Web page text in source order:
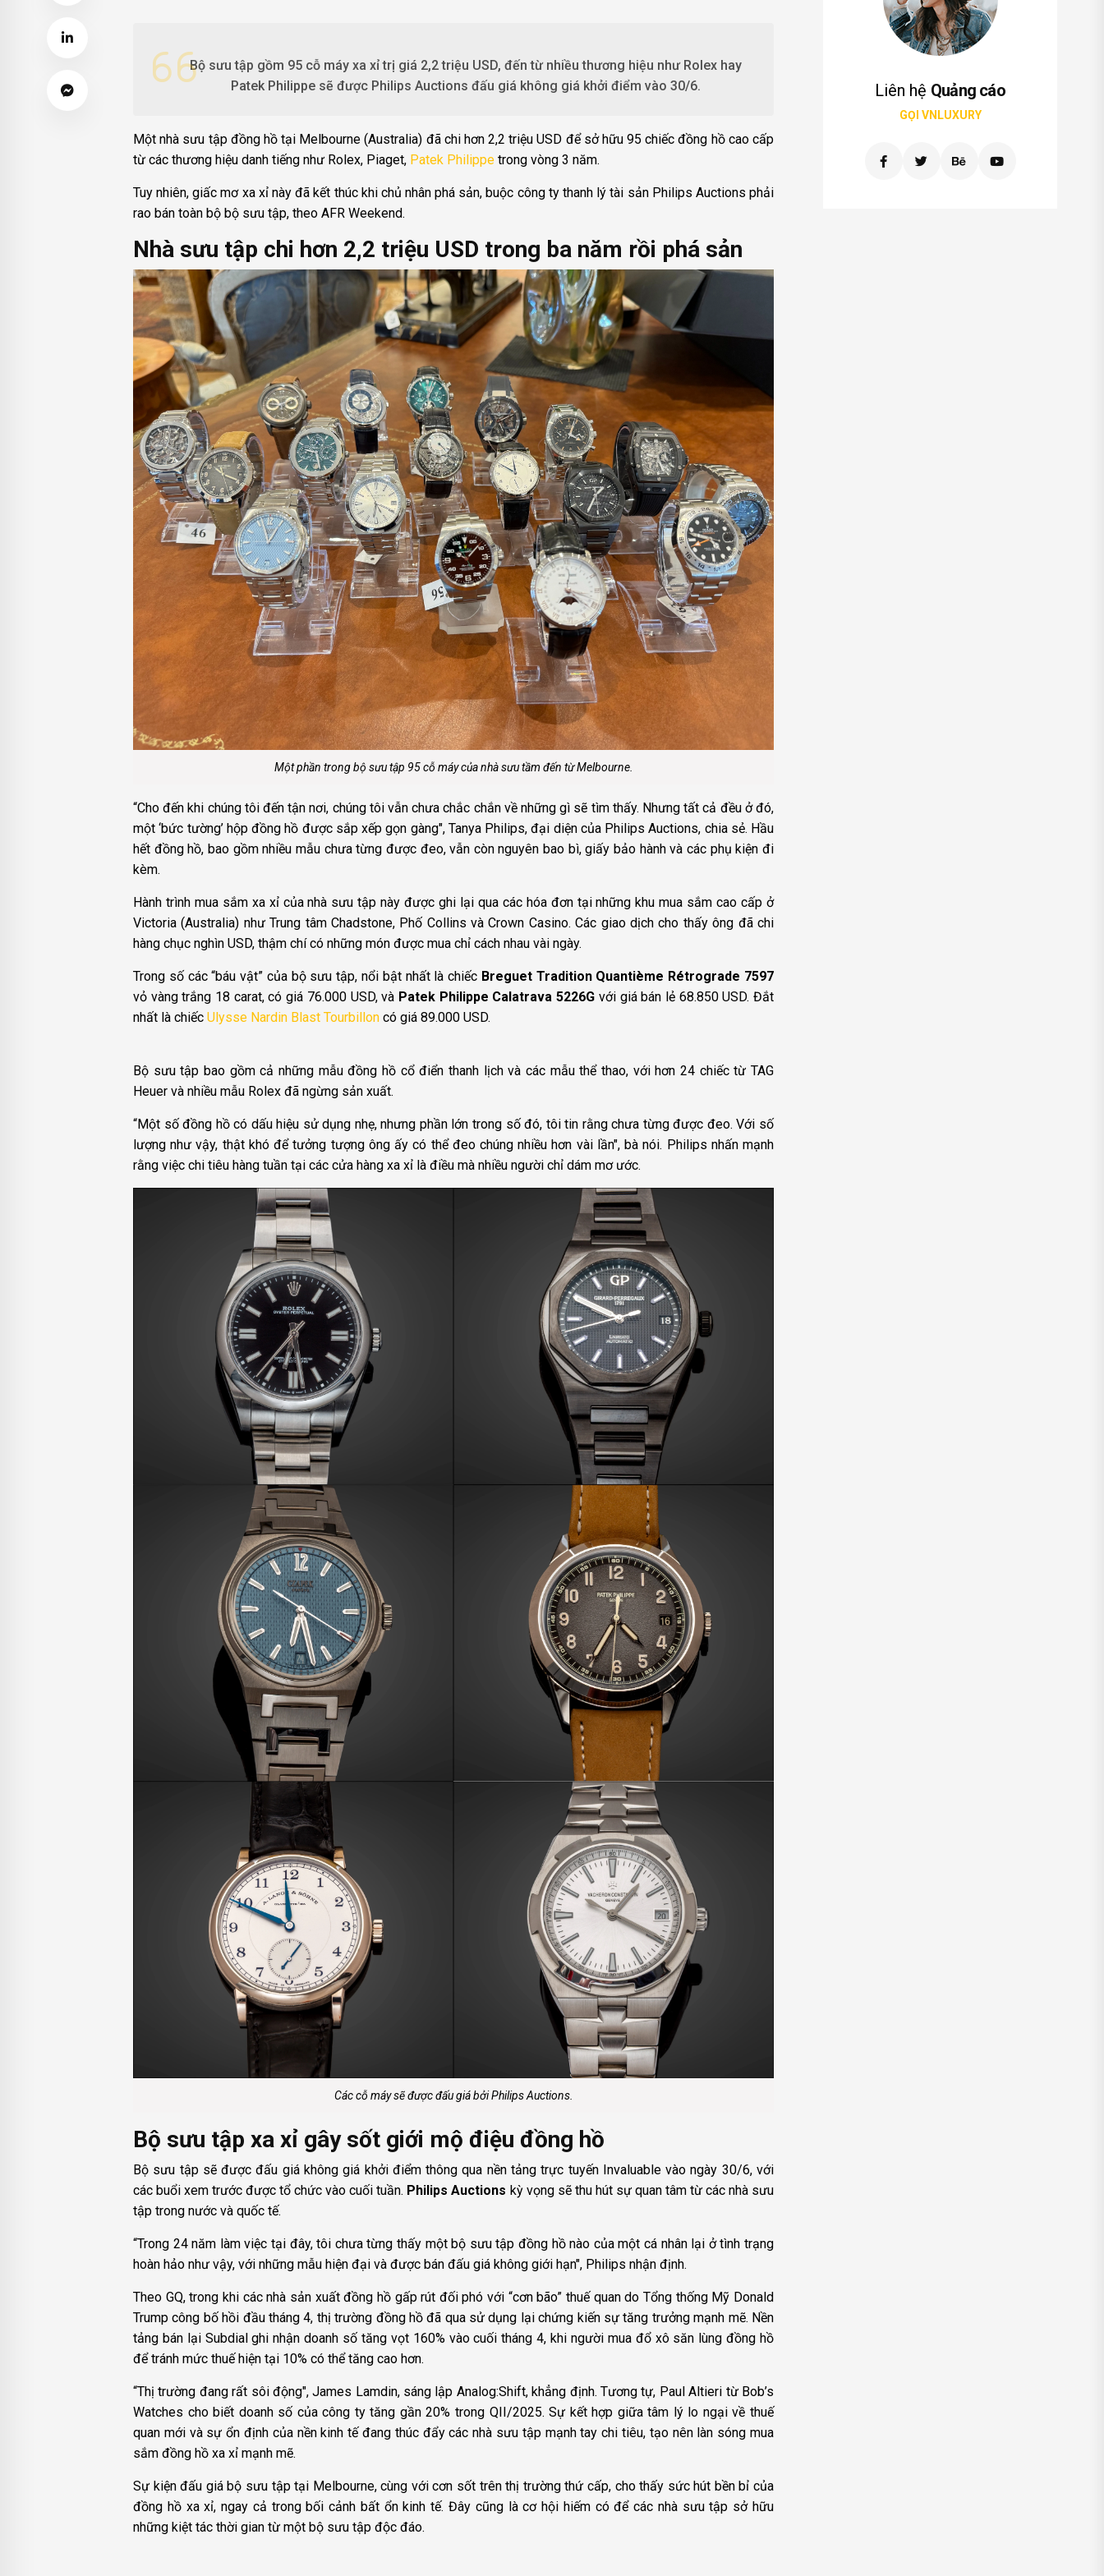
Bộ sưu tập gồm 95 cỗ máy xa xỉ trị giá 2,2 triệu USD, đến từ nhiều thương hiệu như Rolex hay
Patek Philippe sẽ được Philips Auctions đấu giá không giá khởi điểm vào 30/6.
Một nhà sưu tập đồng hồ tại Melbourne (Australia) đã chi hơn 2,2 triệu USD để sở hữu 95 chiếc đồng hồ cao cấp
từ các thương hiệu danh tiếng như Rolex, Piaget, Patek Philippe trong vòng 3 năm.
Tuy nhiên, giấc mơ xa xỉ này đã kết thúc khi chủ nhân phá sản, buộc công ty thanh lý tài sản Philips Auctions phải
rao bán toàn bộ bộ sưu tập, theo AFR Weekend.
Nhà sưu tập chi hơn 2,2 triệu USD trong ba năm rồi phá sản
Một phần trong bộ sưu tập 95 cỗ máy của nhà sưu tầm đến từ Melbourne.
“Cho đến khi chúng tôi đến tận nơi, chúng tôi vẫn chưa chắc chắn về những gì sẽ tìm thấy. Nhưng tất cả đều ở đó,
một ‘bức tường’ hộp đồng hồ được sắp xếp gọn gàng", Tanya Philips, đại diện của Philips Auctions, chia sẻ. Hầu
hết đồng hồ, bao gồm nhiều mẫu chưa từng được đeo, vẫn còn nguyên bao bì, giấy bảo hành và các phụ kiện đi
kèm.
Hành trình mua sắm xa xỉ của nhà sưu tập này được ghi lại qua các hóa đơn tại những khu mua sắm cao cấp ở
Victoria (Australia) như Trung tâm Chadstone, Phố Collins và Crown Casino. Các giao dịch cho thấy ông đã chi
hàng chục nghìn USD, thậm chí có những món được mua chỉ cách nhau vài ngày.
Trong số các “báu vật” của bộ sưu tập, nổi bật nhất là chiếc Breguet Tradition Quantième Rétrograde 7597
vỏ vàng trắng 18 carat, có giá 76.000 USD, và Patek Philippe Calatrava 5226G với giá bán lẻ 68.850 USD. Đắt
nhất là chiếc Ulysse Nardin Blast Tourbillon có giá 89.000 USD.
Bộ sưu tập bao gồm cả những mẫu đồng hồ cổ điển thanh lịch và các mẫu thể thao, với hơn 24 chiếc từ TAG
Heuer và nhiều mẫu Rolex đã ngừng sản xuất.
“Một số đồng hồ có dấu hiệu sử dụng nhẹ, nhưng phần lớn trong số đó, tôi tin rằng chưa từng được đeo. Với số
lượng như vậy, thật khó để tưởng tượng ông ấy có thể đeo chúng nhiều hơn vài lần", bà nói. Philips nhấn mạnh
rằng việc chi tiêu hàng tuần tại các cửa hàng xa xỉ là điều mà nhiều người chỉ dám mơ ước.
Các cỗ máy sẽ được đấu giá bởi Philips Auctions.
Bộ sưu tập xa xỉ gây sốt giới mộ điệu đồng hồ
Bộ sưu tập sẽ được đấu giá không giá khởi điểm thông qua nền tảng trực tuyến Invaluable vào ngày 30/6, với
các buổi xem trước được tổ chức vào cuối tuần. Philips Auctions kỳ vọng sẽ thu hút sự quan tâm từ các nhà sưu
tập trong nước và quốc tế.
“Trong 24 năm làm việc tại đây, tôi chưa từng thấy một bộ sưu tập đồng hồ nào của một cá nhân lại ở tình trạng
hoàn hảo như vậy, với những mẫu hiện đại và được bán đấu giá không giới hạn", Philips nhận định.
Theo GQ, trong khi các nhà sản xuất đồng hồ gấp rút đối phó với “cơn bão” thuế quan do Tổng thống Mỹ Donald
Trump công bố hồi đầu tháng 4, thị trường đồng hồ đã qua sử dụng lại chứng kiến sự tăng trưởng mạnh mẽ. Nền
tảng bán lại Subdial ghi nhận doanh số tăng vọt 160% vào cuối tháng 4, khi người mua đổ xô săn lùng đồng hồ
để tránh mức thuế hiện tại 10% có thể tăng cao hơn.
“Thị trường đang rất sôi động", James Lamdin, sáng lập Analog:Shift, khẳng định. Tương tự, Paul Altieri từ Bob’s
Watches cho biết doanh số của công ty tăng gần 20% trong QII/2025. Sự kết hợp giữa tâm lý lo ngại về thuế
quan mới và sự ổn định của nền kinh tế đang thúc đẩy các nhà sưu tập mạnh tay chi tiêu, tạo nên làn sóng mua
sắm đồng hồ xa xỉ mạnh mẽ.
Sự kiện đấu giá bộ sưu tập tại Melbourne, cùng với cơn sốt trên thị trường thứ cấp, cho thấy sức hút bền bỉ của
đồng hồ xa xỉ, ngay cả trong bối cảnh bất ổn kinh tế. Đây cũng là cơ hội hiếm có để các nhà sưu tập sở hữu
những kiệt tác thời gian từ một bộ sưu tập độc đáo.
Liên hệ Quảng cáo
GỌI VNLUXURY